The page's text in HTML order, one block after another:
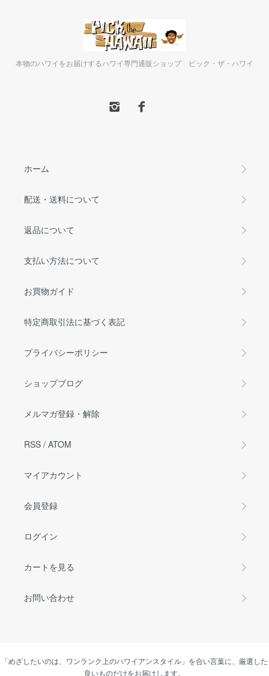
本物のハワイをお届けするハワイ専門通販ショップ ピック・ザ・ハワイ
ホーム
配送・送料について
返品について
支払い方法について
お買物ガイド
特定商取引法に基づく表記
プライバシーポリシー
ショップブログ
メルマガ登録・解除
RSS / ATOM
マイアカウント
会員登録
ログイン
カートを見る
お問い合わせ
「めざしたいのは、ワンランク上のハワイアンスタイル」を合い言葉に、厳選した
良いものだけをお届けします。